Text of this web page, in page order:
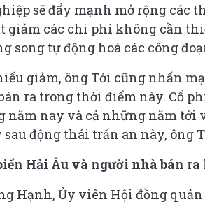
sẽ đẩy mạnh mở rộng các
giảm các chi phí không cần
song tự động hoá các công
giảm, ông Tới cũng nhấn
ra trong thời điểm này. Cổ
năm nay và cả những năm
sau động thái trấn an này, ông
Hải Âu và người nhà bán ra
Hạnh, Ủy viên Hội đồng